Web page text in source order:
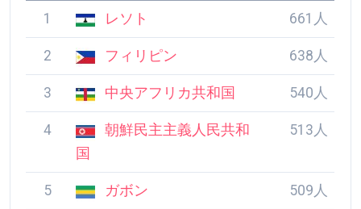
2 フィリピン 638人
3 中央アフリカ共和国 540人
4
朝鮮民主主義人民共
和国
513人
6 東ティモール 498人